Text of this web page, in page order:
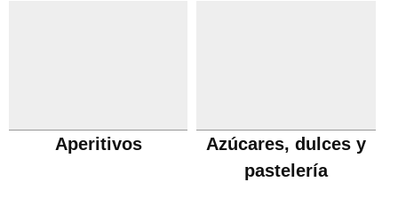
Aperitivos
Azúcares, dulces y
pastelería